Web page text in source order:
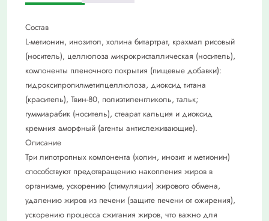
Состав
L-метионин, инозитол, холина битартрат, крахмал рисовый
(носитель), целлюлоза микрокристаллическая (носитель),
компоненты пленочного покрытия (пищевые добавки):
гидроксипропилметилцеллюлоза, диоксид титана
(краситель), Твин-80, полиэтиленгликоль, тальк;
гуммиарабик (носитель), стеарат кальция и диоксид
кремния аморфный (агенты антислеживающие).
Описание
Три липотропных компонента (холин, инозит и метионин)
способствуют предотвращению накопления жиров в
организме, ускорению (стимуляции) жирового обмена,
удалению жиров из печени (защите печени от ожирения),
ускорению процесса сжигания жиров, что важно для